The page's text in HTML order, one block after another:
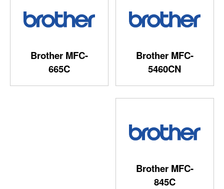
Brother MFC-
5460CN
Brother MFC-
665C
Brother MFC-
845C